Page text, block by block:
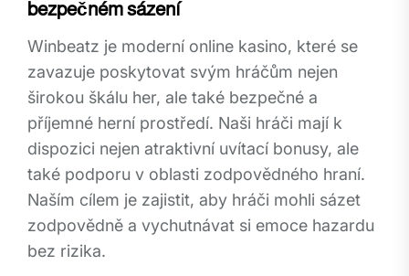
bezpečném sázení
Winbeatz je moderní online kasino, které se
zavazuje poskytovat svým hráčům nejen
širokou škálu her, ale také bezpečné a
příjemné herní prostředí. Naši hráči mají k
dispozici nejen atraktivní uvítací bonusy, ale
také podporu v oblasti zodpovědného hraní.
Naším cílem je zajistit, aby hráči mohli sázet
zodpovědně a vychutnávat si emoce hazardu
bez rizika.